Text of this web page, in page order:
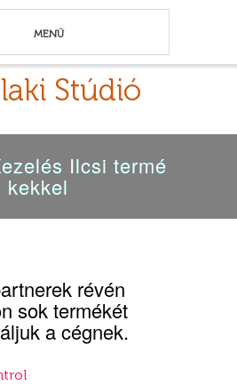
MENÜ
Stúdió
Ilcsi termé
kekkel
révén
sok termékét
a cégnek.